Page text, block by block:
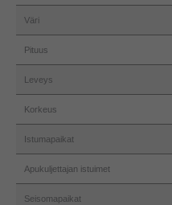
Väri
Pituus
Leveys
Korkeus
Istumapaikat
Apukuljettajan istuimet
Seisomapaikat